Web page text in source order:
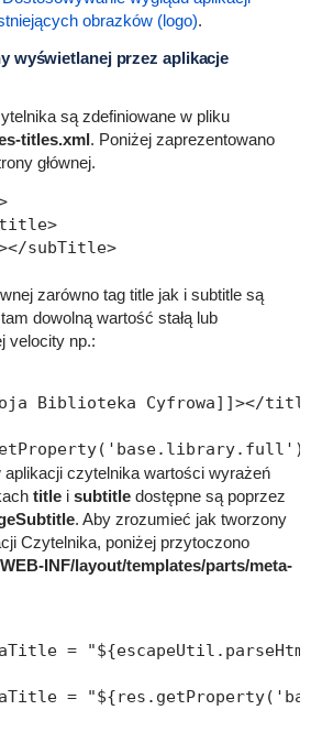
obrazków (logo).
wyświetlanej przez aplikacje
są zdefiniowane w pliku
titles.xml. Poniżej zaprezentowano
głównej.
zarówno tag title jak i subtitle są
dowolną wartość stałą lub
velocity np.:
Biblioteka Cyfrowa]]></
aplikacji czytelnika wartości wyrażeń
titlei subtitledostępne są poprzez
. Aby zrozumieć jak tworzony
Czytelnika, poniżej przytoczono
INF/layout/templates/parts/meta-
=
=